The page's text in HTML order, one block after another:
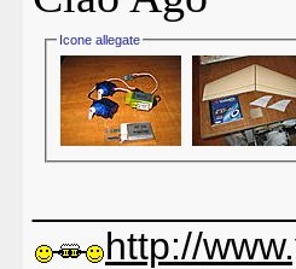
Icone allegate
http://